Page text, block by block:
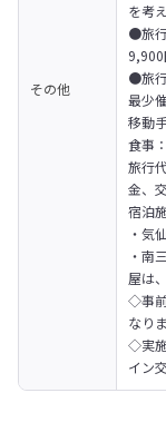
その他
を考
●旅
9,900
●旅
最少
移動
食事
旅行
金、
宿泊
・気
・南
屋は
◇事
なりま
◇実
イン